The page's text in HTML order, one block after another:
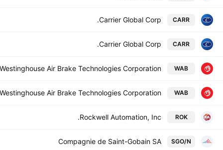
CARR
Carrier Global Corp.
CARR
Carrier Global Corp.
WAB
Westinghouse Air Brake Technologies Corporation
WAB
Westinghouse Air Brake Technologies Corporation
ROK
Rockwell Automation, Inc.
SGO/N
Compagnie de Saint-Gobain SA